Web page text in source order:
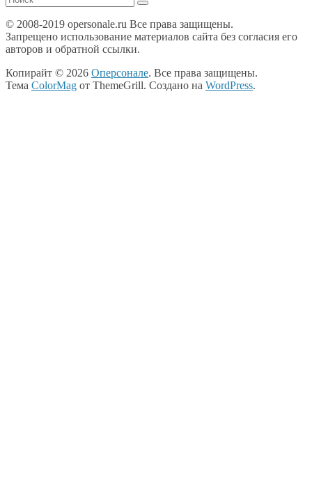
© 2008-2019 opersonale.ru Все права защищены.
Запрещено использование материалов сайта без согласия его
авторов и обратной ссылки.
Копирайт © 2026 Оперсонале. Все права защищены.
Тема ColorMag от ThemeGrill. Создано на WordPress.